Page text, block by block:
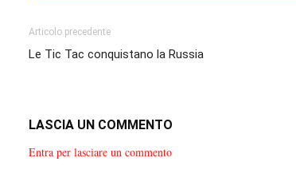
Articolo precedente
Le Tic Tac conquistano la Russia
LASCIA UN COMMENTO
Entra per lasciare un commento